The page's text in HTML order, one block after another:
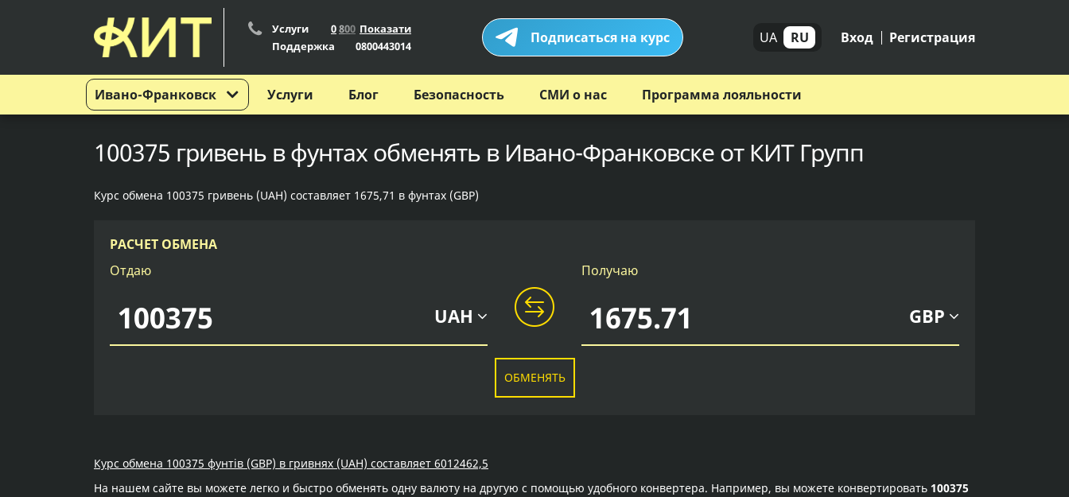
Ивано-Франковск
Услуги 0800 Показати
Поддержка
0800443014 Подписаться на курс UA RU Вход Регистрация
Услуги Блог Безопасность СМИ о нас Программа лояльности
100375 гривень в фунтах обменять в Ивано-Франковске от КИТ Групп
Курс обмена 100375 гривень (UAH) составляет 1675,71 в фунтах (GBP)
РАСЧЕТ ОБМЕНА
Отдаю
UAH
Получаю
GBP
ОБМЕНЯТЬ
Курс обмена 100375 фунтів (GBP) в гривнях (UAH) составляет 6012462,5
На нашем сайте вы можете легко и быстро обменять одну валюту на другую с помощью удобного конвертера. Например, вы можете конвертировать 100375